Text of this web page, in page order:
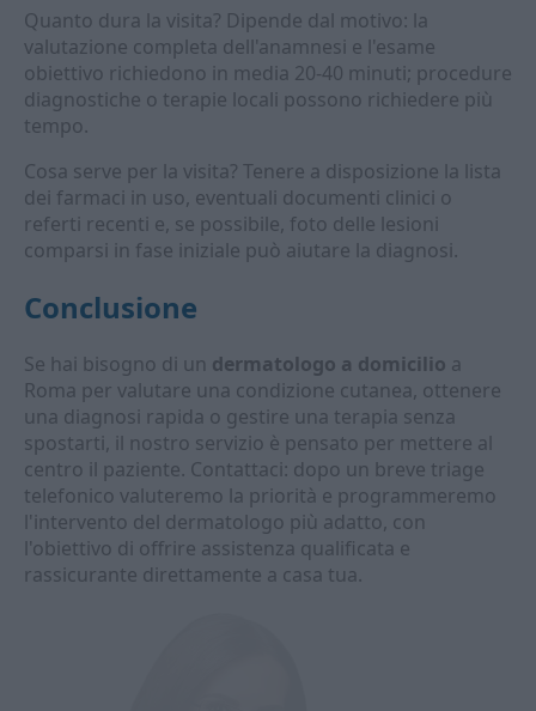
Quanto dura la visita? Dipende dal motivo: la
valutazione completa dell'anamnesi e l'esame
obiettivo richiedono in media 20-40 minuti; procedure
diagnostiche o terapie locali possono richiedere più
tempo.
Cosa serve per la visita? Tenere a disposizione la lista
dei farmaci in uso, eventuali documenti clinici o
referti recenti e, se possibile, foto delle lesioni
comparsi in fase iniziale può aiutare la diagnosi.
Conclusione
Se hai bisogno di un dermatologo a domicilio a
Roma per valutare una condizione cutanea, ottenere
una diagnosi rapida o gestire una terapia senza
spostarti, il nostro servizio è pensato per mettere al
centro il paziente. Contattaci: dopo un breve triage
telefonico valuteremo la priorità e programmeremo
l'intervento del dermatologo più adatto, con
l'obiettivo di offrire assistenza qualificata e
rassicurante direttamente a casa tua.